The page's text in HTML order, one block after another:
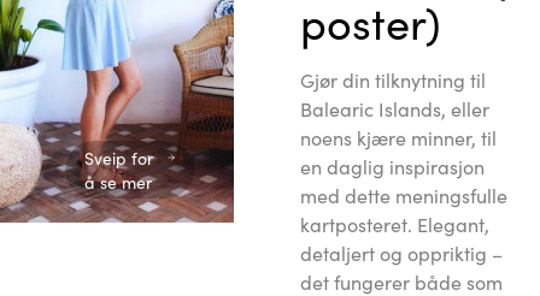
Sveip for
å se mer
poster)
Gjør din tilknytning til
Balearic Islands, eller
noens kjære minner, til
en daglig inspirasjon
med dette meningsfulle
kartposteret. Elegant,
detaljert og oppriktig –
det fungerer både som